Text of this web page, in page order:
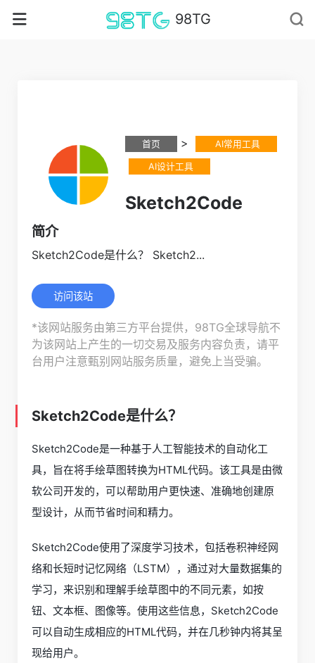
98TG
首页 > AI常用工具
AI设计工具
Sketch2Code
简介
Sketch2Code是什么？ Sketch2...
访问该站
*该网站服务由第三方平台提供，98TG全球导航不
为该网站上产生的一切交易及服务内容负责，请平
台用户注意甄别网站服务质量，避免上当受骗。
Sketch2Code是什么？
Sketch2Code是一种基于人工智能技术的自动化工
具，旨在将手绘草图转换为HTML代码。该工具是由微
软公司开发的，可以帮助用户更快速、准确地创建原
型设计，从而节省时间和精力。
Sketch2Code使用了深度学习技术，包括卷积神经网
络和长短时记忆网络（LSTM），通过对大量数据集的
学习，来识别和理解手绘草图中的不同元素，如按
钮、文本框、图像等。使用这些信息，Sketch2Code
可以自动生成相应的HTML代码，并在几秒钟内将其呈
现给用户。